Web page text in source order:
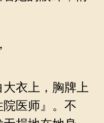
衣上，胸牌上
医师』。不